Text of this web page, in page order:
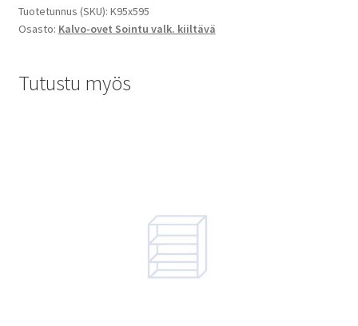
Tuotetunnus (SKU): K95x595
Osasto: Kalvo-ovet Sointu valk. kiiltävä
Tutustu myös